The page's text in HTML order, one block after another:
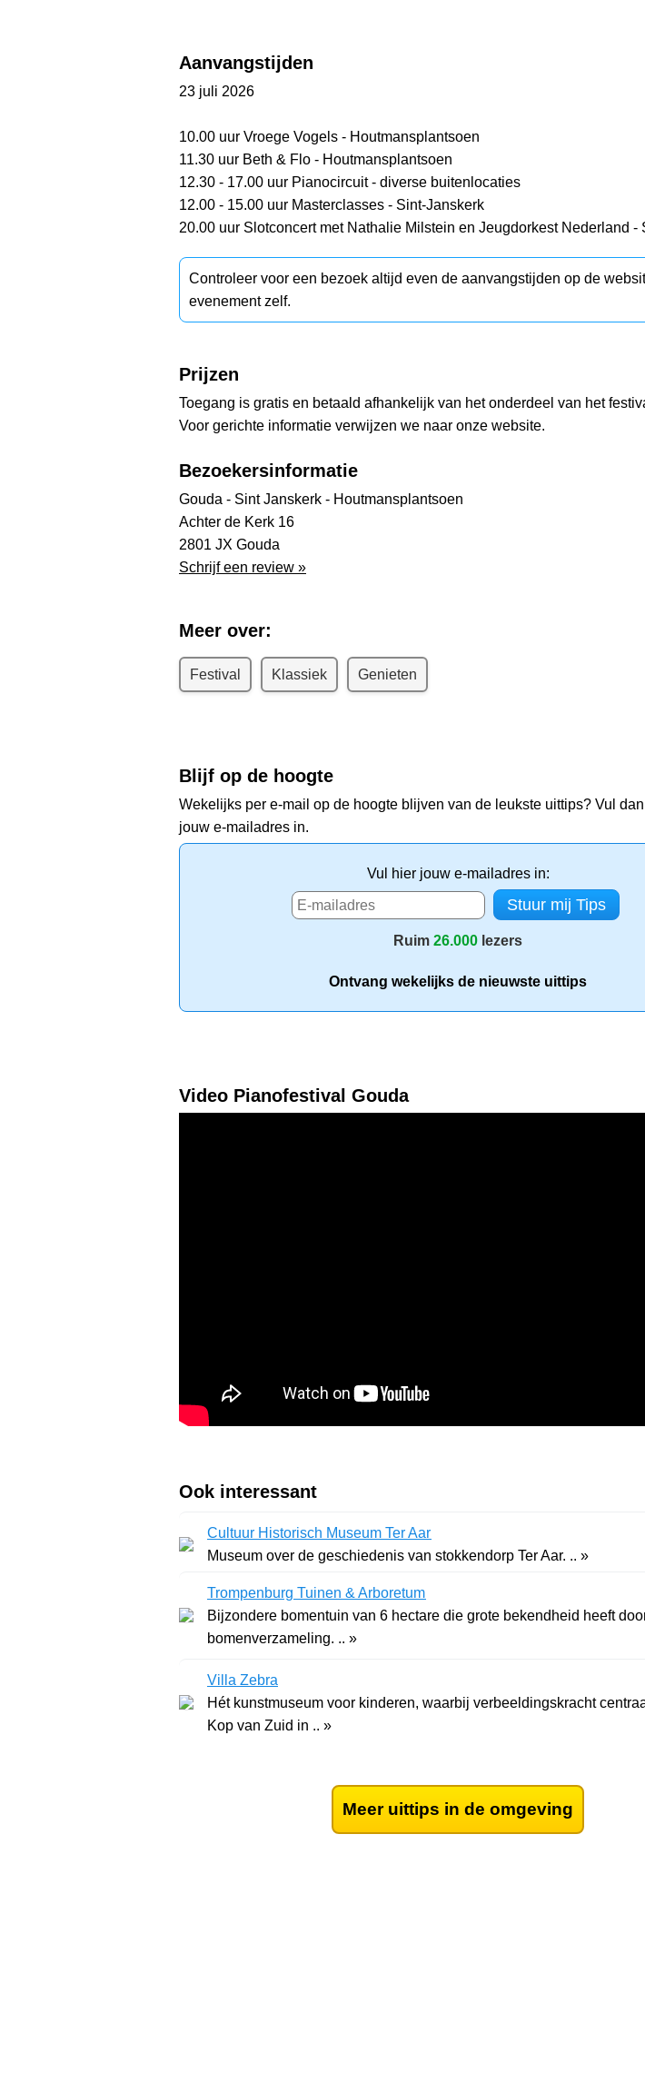
Aanvangstijden
23 juli 2026
10.00 uur Vroege Vogels - Houtmansplantsoen
11.30 uur Beth & Flo - Houtmansplantsoen
12.30 - 17.00 uur Pianocircuit - diverse buitenlocaties
12.00 - 15.00 uur Masterclasses - Sint-Janskerk
20.00 uur Slotconcert met Nathalie Milstein en Jeugdorkest Nederland -
Controleer voor een bezoek altijd even de aanvangstijden op de
evenement zelf.
Prijzen
Toegang is gratis en betaald afhankelijk van het onderdeel van het
Voor gerichte informatie verwijzen we naar onze website.
Bezoekersinformatie
Gouda - Sint Janskerk - Houtmansplantsoen
Achter de Kerk 16
2801 JX Gouda
Schrijf een review »
Meer over:
Festival Klassiek Genieten
Blijf op de hoogte
Wekelijks per e-mail op de hoogte blijven van de leukste uittips? Vul
jouw e-mailadres in.
Vul hier jouw e-mailadres in:
Ruim 26.000 lezers
Ontvang wekelijks de nieuwste uittips
Video Pianofestival Gouda
Ook interessant
Cultuur Historisch Museum Ter Aar
Museum over de geschiedenis van stokkendorp Ter Aar. .. »
Trompenburg Tuinen & Arboretum
Bijzondere bomentuin van 6 hectare die grote bekendheid heeft
bomenverzameling. .. »
Villa Zebra
Hét kunstmuseum voor kinderen, waarbij verbeeldingskracht
Kop van Zuid in .. »
Meer uittips in de omgeving